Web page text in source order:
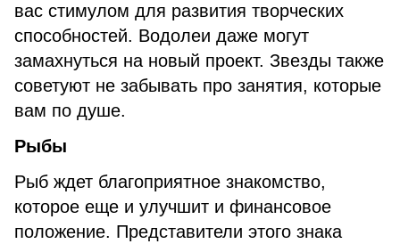
вас стимулом для развития творческих
способностей. Водолеи даже могут
замахнуться на новый проект. Звезды также
советуют не забывать про занятия, которые
вам по душе.
Рыбы
Рыб ждет благоприятное знакомство,
которое еще и улучшит и финансовое
положение. Представители этого знака